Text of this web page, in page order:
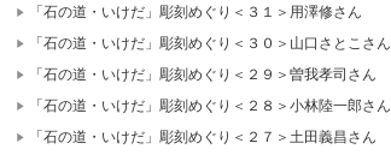
「石の道・いけだ」彫刻めぐり＜３１＞用澤修さん
「石の道・いけだ」彫刻めぐり＜３０＞山口さとこさん
「石の道・いけだ」彫刻めぐり＜２９＞曽我孝司さん
「石の道・いけだ」彫刻めぐり＜２８＞小林陸一郎さん
「石の道・いけだ」彫刻めぐり＜２７＞土田義昌さん